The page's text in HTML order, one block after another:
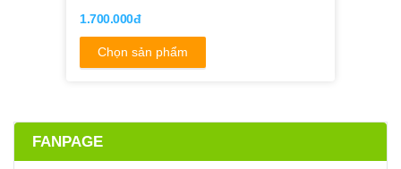
1.700.000đ
Chọn sản phẩm
FANPAGE